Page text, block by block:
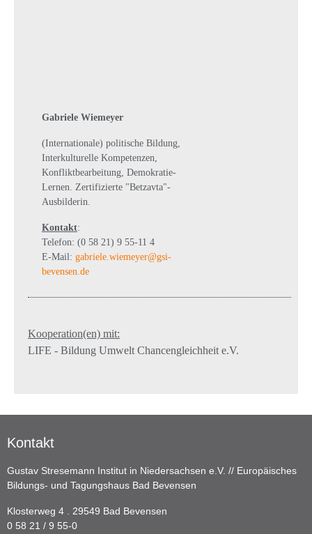
Gabriele Wiemeyer
(Internationale) politische Bildung,
Interkulturelle Kompetenzen,
Konfliktbearbeitung, Demokratie-
Lernen. Zertifizierte "Betzavta"-
Ausbilderin.
Kontakt:
Telefon: (0 58 21) 9 55-11 4
E-Mail: gabriele.wiemeyer@gsi-
bevensen.de
Kooperation(en) mit:
LIFE - Bildung Umwelt Chancengleichheit e.V.
Kontakt
Gustav Stresemann Institut in Niedersachsen e.V. // Europäisches
Bildungs- und Tagungshaus Bad Bevensen
Klosterweg 4 . 29549 Bad Bevensen
0 58 21 / 9 55-0